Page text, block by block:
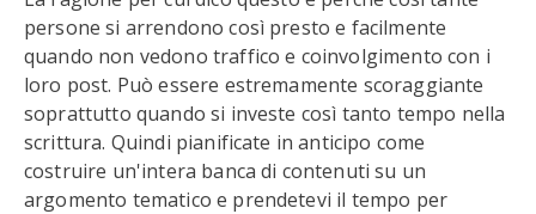
persone si arrendono così presto e facilmente
quando non vedono traffico e coinvolgimento con i
loro post. Può essere estremamente scoraggiante
soprattutto quando si investe così tanto tempo nella
scrittura. Quindi pianificate in anticipo come
costruire un'intera banca di contenuti su un
argomento tematico e prendetevi il tempo per